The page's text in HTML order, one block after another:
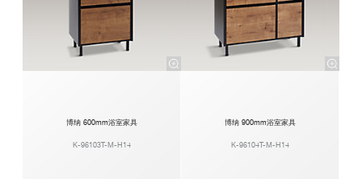
博纳 600mm浴室家具
K-96103T-M-H14
博纳 900mm浴室家具
K-96104T-M-H14